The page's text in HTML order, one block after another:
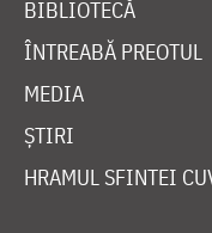
BIBLIOTECĂ
ÎNTREABĂ PREOTUL
MEDIA
ȘTIRI
HRAMUL SFINTEI